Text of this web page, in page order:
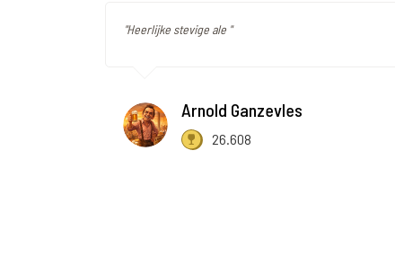
"Heerlijke stevige ale "
Arnold Ganzevles
26.608